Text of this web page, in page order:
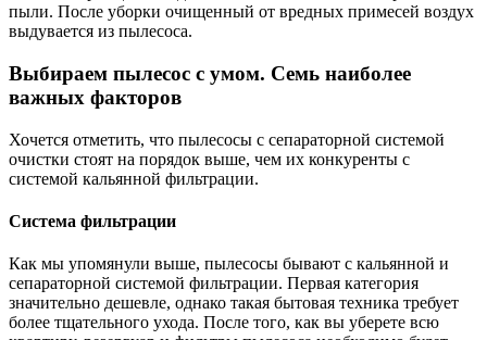
пыли. После уборки очищенный от вредных примесей воздух
выдувается из пылесоса.
Выбираем пылесос с умом. Семь наиболее
важных факторов
Хочется отметить, что пылесосы с сепараторной системой
очистки стоят на порядок выше, чем их конкуренты с
системой кальянной фильтрации.
Система фильтрации
Как мы упомянули выше, пылесосы бывают с кальянной и
сепараторной системой фильтрации. Первая категория
значительно дешевле, однако такая бытовая техника требует
более тщательного ухода. После того, как вы уберете всю